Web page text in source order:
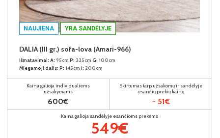
NAUJIENA YRA SANDĖLYJE
DALIA (III gr.) sofa-lova (Amari-966)
Išmatavimai: A: 95cm P: 225cm G: 100cm
Miegamoji dalis: P: 145cm I: 200cm
Kaina galioja individualiems
užsakymams
600€
Skirtumas tarp užsakomų ir sandėlyje
esančių prekių kainų
- 51€
Kaina galioja sandėlyje esančioms prekėms
549€